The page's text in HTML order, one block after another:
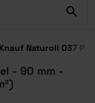
Knauf Naturoll 037
- 90 mm -